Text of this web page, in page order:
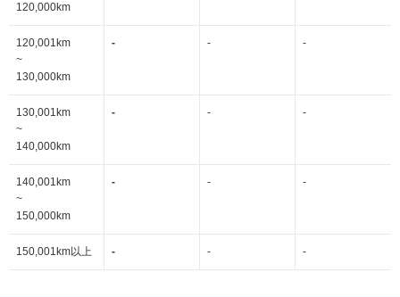
120,000km
120,001km
~
130,000km
- - -
130,001km
~
140,000km
- - -
140,001km
~
150,000km
- - -
150,001km以上 - - -